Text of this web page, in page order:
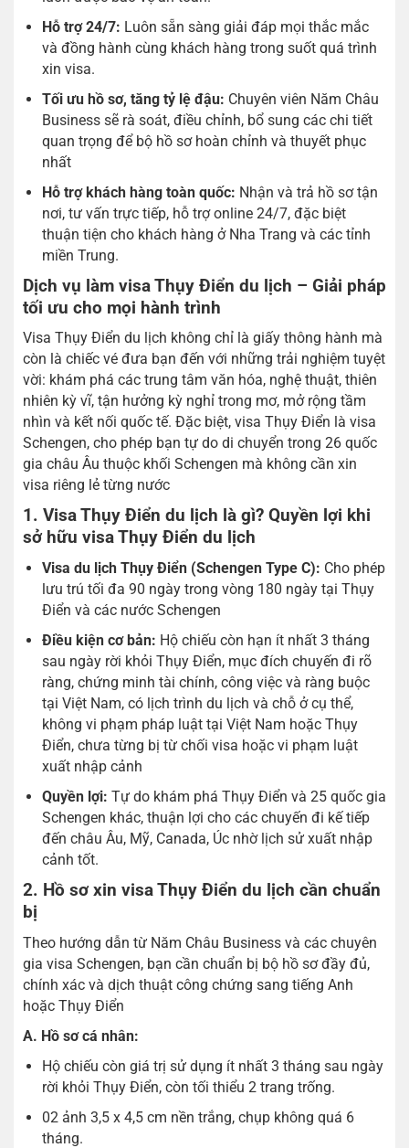
Hỗ trợ 24/7: Luôn sẵn sàng giải đáp mọi thắc mắc
và đồng hành cùng khách hàng trong suốt quá trình
xin visa.
Tối ưu hồ sơ, tăng tỷ lệ đậu: Chuyên viên Năm Châu
Business sẽ rà soát, điều chỉnh, bổ sung các chi tiết
quan trọng để bộ hồ sơ hoàn chỉnh và thuyết phục
nhất
Hỗ trợ khách hàng toàn quốc: Nhận và trả hồ sơ tận
nơi, tư vấn trực tiếp, hỗ trợ online 24/7, đặc biệt
thuận tiện cho khách hàng ở Nha Trang và các tỉnh
miền Trung.
Dịch vụ làm visa Thụy Điển du lịch – Giải pháp
tối ưu cho mọi hành trình
Visa Thụy Điển du lịch không chỉ là giấy thông hành mà
còn là chiếc vé đưa bạn đến với những trải nghiệm tuyệt
vời: khám phá các trung tâm văn hóa, nghệ thuật, thiên
nhiên kỳ vĩ, tận hưởng kỳ nghỉ trong mơ, mở rộng tầm
nhìn và kết nối quốc tế. Đặc biệt, visa Thụy Điển là visa
Schengen, cho phép bạn tự do di chuyển trong 26 quốc
gia châu Âu thuộc khối Schengen mà không cần xin
visa riêng lẻ từng nước
1. Visa Thụy Điển du lịch là gì? Quyền lợi khi
sở hữu visa Thụy Điển du lịch
Visa du lịch Thụy Điển (Schengen Type C): Cho phép
lưu trú tối đa 90 ngày trong vòng 180 ngày tại Thụy
Điển và các nước Schengen
Điều kiện cơ bản: Hộ chiếu còn hạn ít nhất 3 tháng
sau ngày rời khỏi Thụy Điển, mục đích chuyến đi rõ
ràng, chứng minh tài chính, công việc và ràng buộc
tại Việt Nam, có lịch trình du lịch và chỗ ở cụ thể,
không vi phạm pháp luật tại Việt Nam hoặc Thụy
Điển, chưa từng bị từ chối visa hoặc vi phạm luật
xuất nhập cảnh
Quyền lợi: Tự do khám phá Thụy Điển và 25 quốc gia
Schengen khác, thuận lợi cho các chuyến đi kế tiếp
đến châu Âu, Mỹ, Canada, Úc nhờ lịch sử xuất nhập
cảnh tốt.
2. Hồ sơ xin visa Thụy Điển du lịch cần chuẩn
bị
Theo hướng dẫn từ Năm Châu Business và các chuyên
gia visa Schengen, bạn cần chuẩn bị bộ hồ sơ đầy đủ,
chính xác và dịch thuật công chứng sang tiếng Anh
hoặc Thụy Điển
A. Hồ sơ cá nhân:
Hộ chiếu còn giá trị sử dụng ít nhất 3 tháng sau ngày
rời khỏi Thụy Điển, còn tối thiểu 2 trang trống.
02 ảnh 3,5 x 4,5 cm nền trắng, chụp không quá 6
tháng.